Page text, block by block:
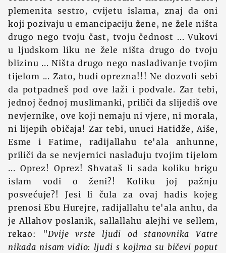
plemenita sestro, cvijetu islama, znaj da oni
koji pozivaju u emancipaciju žene, ne žele ništa
drugo nego tvoju čast, tvoju čednost ... Vukovi
u ljudskom liku ne žele ništa drugo do tvoju
blizinu ... Ništa drugo nego naslađivanje tvojim
tijelom ... Zato, budi oprezna!!! Ne dozvoli sebi
da potpadneš pod ove laži i podvale. Zar tebi,
jednoj čednoj muslimanki, priliči da slijediš ove
nevjernike, ove koji nemaju ni vjere, ni morala,
ni lijepih običaja! Zar tebi, unuci Hatidže, Aiše,
Esme i Fatime, radijallahu te'ala anhunne,
priliči da se nevjernici naslađuju tvojim tijelom
... Oprez! Oprez! Shvataš li sada koliku brigu
islam vodi o ženi?! Koliku joj pažnju
posvećuje?! Jesi li čula za ovaj hadis kojeg
prenosi Ebu Hurejre, radijallahu te'ala anhu, da
je Allahov poslanik, sallallahu alejhi ve sellem,
rekao: "Dvije vrste ljudi od stanovnika Vatre
nikada nisam vidio: ljudi s kojima su bičevi poput